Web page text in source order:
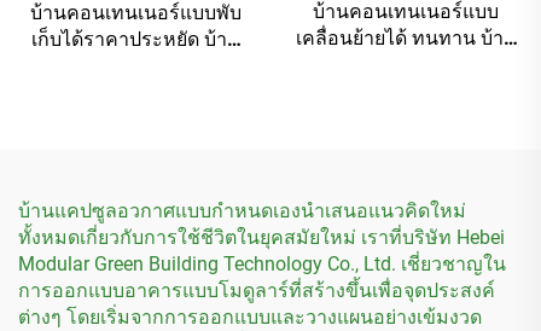
บ้านคอนเทนเนอร์แบบพับ
เก็บได้ราคาประหยัด บ้าน
บ้านคอนเทนเนอร์แบบ
เคลื่อนย้ายได้ ทนทาน บ้าน
บ้านแคปซูลอวกาศแบบกำหนดเองนำเสนอแนวคิดใหม่
ทั้งหมดเกี่ยวกับการใช้ชีวิตในยุคสมัยใหม่ เราที่บริษัท Hebei
Modular Green Building Technology Co., Ltd. เชี่ยวชาญใน
การออกแบบอาคารแบบโมดูลาร์ที่สร้างขึ้นเพื่อจุดประสงค์
ต่างๆ โดยเริ่มจากการออกแบบและวางแผนอย่างเข้มงวด